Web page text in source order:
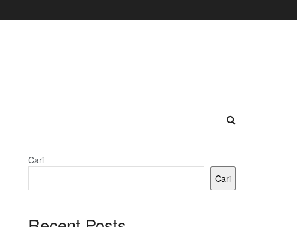
Cari
Cari